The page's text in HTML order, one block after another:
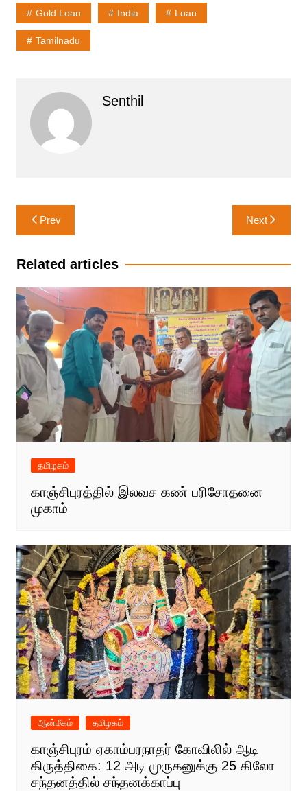
Gold Loan India Loan
Tamilnadu
Senthil
Post
navigation
Prev Next
Related articles
தமிழகம்
காஞ்சிபுரத்தில் இலவச கண் பரிசோதனை
முகாம்
ஆன்மீகம் தமிழகம்
காஞ்சிபுரம் ஏகாம்பரநாதர் கோவிலில் ஆடி
கிருத்திகை: 12 அடி முருகனுக்கு 25 கிலோ
சந்தனத்தில் சந்தனக்காப்பு